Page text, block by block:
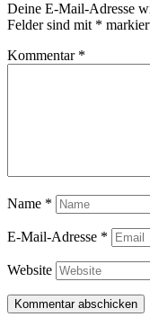
Deine E-Mail-Adresse
Felder sind mit *
Kommentar *
Name *
E-Mail-Adresse *
Website